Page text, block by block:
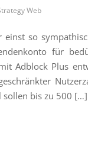
Web
so
für
Adblock Plus
sollen bis zu 500 […]